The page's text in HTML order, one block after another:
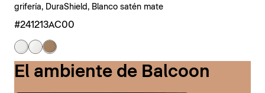
grifería, DuraShield, Blanco satén mate
#241213AC00
El ambiente de Balcoon